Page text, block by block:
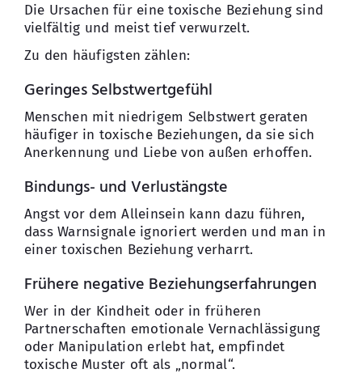
Die Ursachen für eine toxische Beziehung sind
vielfältig und meist tief verwurzelt.
Zu den häufigsten zählen:
Geringes Selbstwertgefühl
Menschen mit niedrigem Selbstwert geraten
häufiger in toxische Beziehungen, da sie sich
Anerkennung und Liebe von außen erhoffen.
Bindungs- und Verlustängste
Angst vor dem Alleinsein kann dazu führen,
dass Warnsignale ignoriert werden und man in
einer toxischen Beziehung verharrt.
Frühere negative Beziehungserfahrungen
Wer in der Kindheit oder in früheren
Partnerschaften emotionale Vernachlässigung
oder Manipulation erlebt hat, empfindet
toxische Muster oft als „normal“.